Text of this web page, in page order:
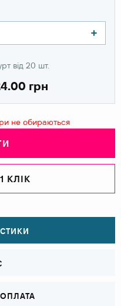
від 20 шт.
грн
не обираються
КЛІК